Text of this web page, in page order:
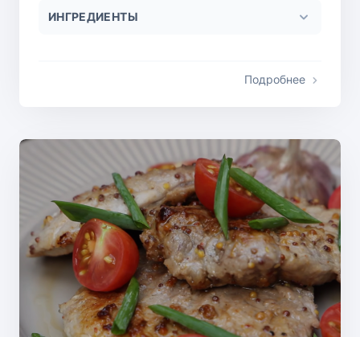
ИНГРЕДИЕНТЫ
Подробнее